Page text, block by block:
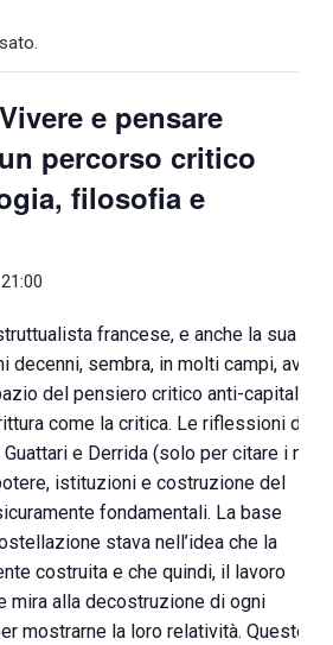
e pensare
percorso critico
filosofia e
21:00
francese, e anche la sua
sembra, in molti campi, aver
del pensiero critico anti-capitalista,
come la critica. Le riflessioni di
e Derrida (solo per citare i nomi
istituzioni e costruzione del
fondamentali. La base
stava nell’idea che la
costruita e che quindi, il lavoro
mira alla decostruzione di ogni
mostrarne la loro relatività. Questo